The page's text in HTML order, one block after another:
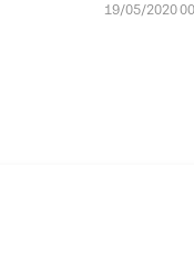
19/05/2020